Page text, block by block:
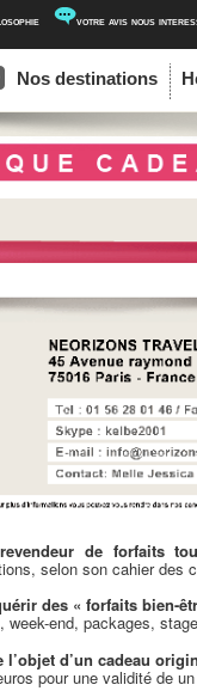
votre avis nous
principal
secondaire
Nos destinations
de forfaits
selon son cahier des
des « forfaits bien-
week-end, packages,
d’un cadeau
pour une validité de